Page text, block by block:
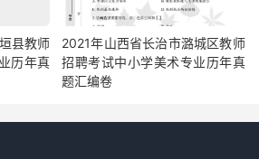
县教师
历年真
2021年山西省长治市潞城区教师
招聘考试中小学美术专业历年真
题汇编卷